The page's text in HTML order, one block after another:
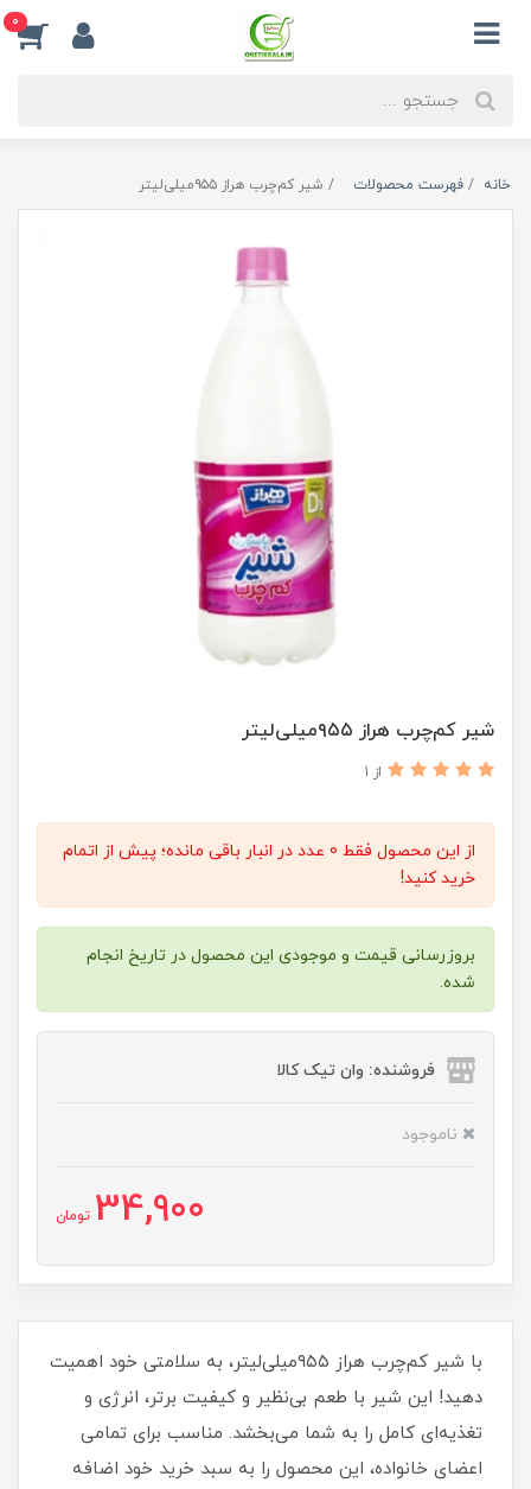
0
خانه فهرست محصولات شیر کم‌چرب هراز ۹۵۵میلی‌لیتر
شیر کم‌چرب هراز ۹۵۵میلی‌لیتر
از 1
از این محصول فقط 0 عدد در انبار باقی مانده؛ پیش از اتمام
خرید کنید!
بروزرسانی قیمت و موجودی این محصول در تاریخ انجام
شده.
فروشنده: وان تیک کالا
ناموجود
34,900 تومان
با شیر کم‌چرب هراز ۹۵۵میلی‌لیتر، به سلامتی خود اهمیت
دهید! این شیر با طعم بی‌نظیر و کیفیت برتر، انرژی و
تغذیه‌ای کامل را به شما می‌بخشد. مناسب برای تمامی
اعضای خانواده، این محصول را به سبد خرید خود اضافه